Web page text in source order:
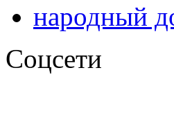
народный
Соцсети